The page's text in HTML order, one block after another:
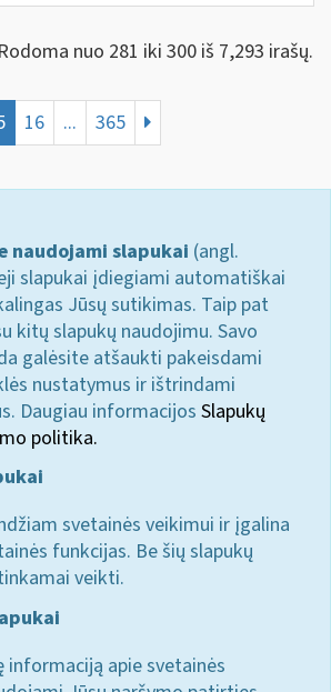
Rodoma nuo 281 iki 300 iš 7,293 irašų.
16 ... 365
naudojami slapukai (angl.
slapukai įdiegiami automatiškai
Jūsų sutikimas. Taip pat
kitų slapukų naudojimu. Savo
galėsite atšaukti pakeisdami
nustatymus ir ištrindami
Daugiau informacijos Slapukų
politika.
svetainės veikimui ir įgalina
funkcijas. Be šių slapukų
veikti.
informaciją apie svetainės